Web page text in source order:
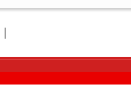
｜